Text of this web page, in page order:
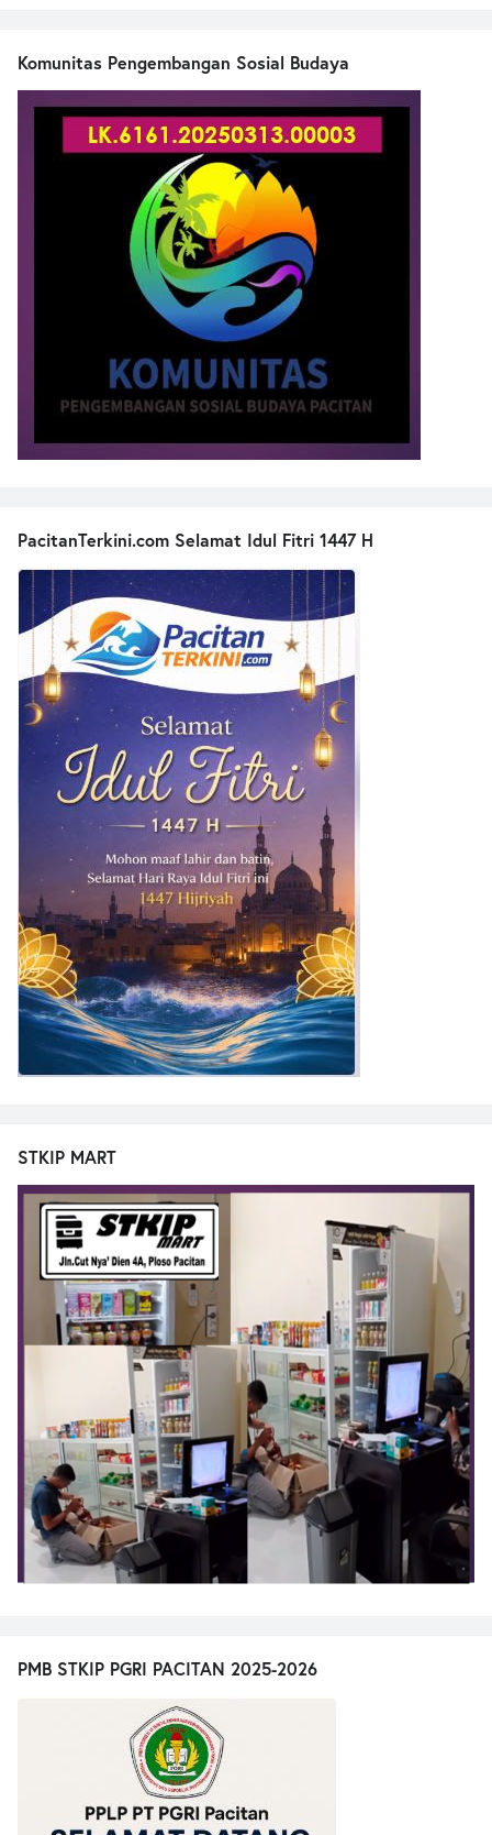
Komunitas Pengembangan Sosial Budaya
PacitanTerkini.com Selamat Idul Fitri 1447 H
STKIP MART
PMB STKIP PGRI PACITAN 2025-2026